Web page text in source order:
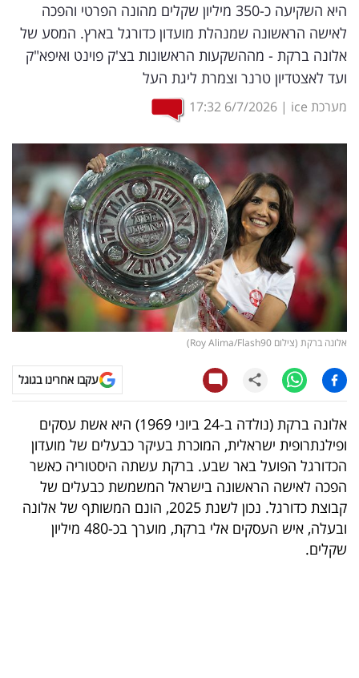
שיווק
ופרסום
משפט
מדדים
רכילות
עסקית
קריפטו
ויראלי
טלוויזיה
עסקי
ספורט
קריירה
ולימודים
מינויים
רייטינג
היא השקיעה כ-350 מיליון שקלים מהונה הפרטי והפכה
לאישה הראשונה שמנהלת מועדון כדורגל בארץ. המסע של
אלונה ברקת - מההשקעות הראשונות בצ'ק פוינט ואיפא"ק
ועד לאצטדיון טרנר וצמרת ליגת העל
מערכת ice |
6/7/2026
17:32
אלונה ברקת (צילום Roy Alima/Flash90)
עקבו אחרינו בגוגל
אלונה ברקת (נולדה ב-24 ביוני 1969) היא אשת עסקים
ופילנתרופית ישראלית, המוכרת בעיקר כבעלים של מועדון
הכדורגל הפועל באר שבע. ברקת עשתה היסטוריה כאשר
הפכה לאישה הראשונה בישראל המשמשת כבעלים של
קבוצת כדורגל. נכון לשנת 2025, הונם המשותף של אלונה
ובעלה, איש העסקים אלי ברקת, מוערך בכ-480 מיליון
שקלים.